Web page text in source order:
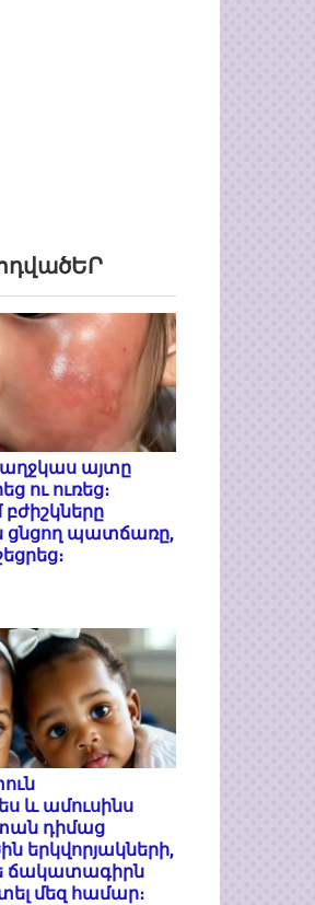
այտը
ու ուռեց։
ցնցող պատճառը,
և ամուսինս
դիմաց
երկվորյակների,
ճակատագիրն
մեզ համար։